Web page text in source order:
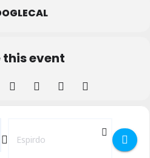
this event
- XII Arte en la Naturaleza en
Destination Address - XII Arte en